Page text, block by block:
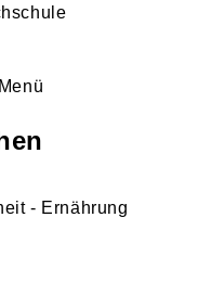
Menü
- Ernährung